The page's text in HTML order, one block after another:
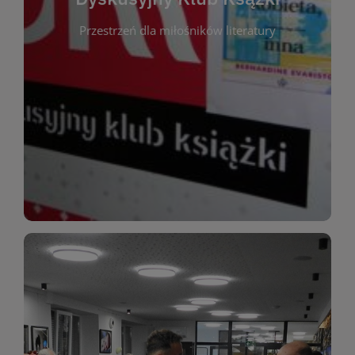
Przestrzeń dla miłośników literatury
Dyskusyjny Klub Ksążki
Dyskusyjny Klub Książki to przestrzeń dla
miłośników literatury, którzy lubią dzielić się
opiniami i emocjami po lekturze. Spotykamy się
regularnie, by rozmawiać o wybranych tytułach z
różnych gatunków literackich. Każde spotkanie to
okazja do inspirującej dyskusji, wymiany
miłośników estetycznych doznań!
WIĘCEJ